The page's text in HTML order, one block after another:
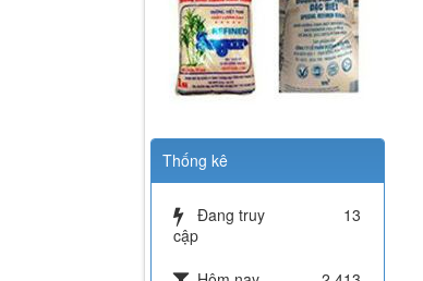
Thống kê
Đang truy
cập
13